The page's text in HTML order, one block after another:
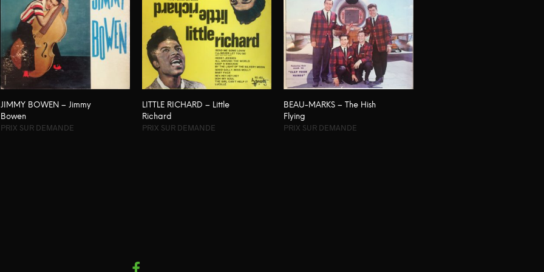
JIMMY BOWEN – Jimmy
Bowen
PRIX SUR DEMANDE
LITTLE RICHARD – Little
Richard
PRIX SUR DEMANDE
BEAU-MARKS – The Hish
Flying
PRIX SUR DEMANDE